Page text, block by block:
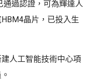
通過認證，可為輝達人
晶片，已投入生
人工智能技術中心項